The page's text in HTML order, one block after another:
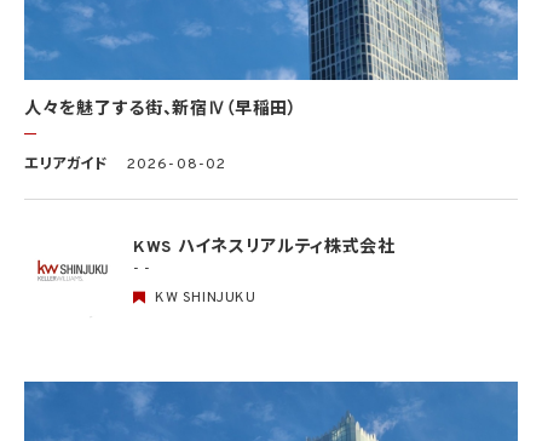
(4) 本人を目視し、又は撮影することにより、その外形上明らかな要配慮個人情報を取得
する場合
(5) 第三者から要配慮個人情報の提供を受ける場合であって、当該第三者による当該提
供が第8.1項各号のいずれかに該当するとき
5.3 当社は、第三者から個人情報の提供を受けるに際しては、個人情報保護委員会規則
該個人情報の提供が第4.1項各号のいずれかに該当する場合又は第8.1項各号のいずれ
(2) 当該第三者による当該個人情報の取得の経緯
6. 個人情報の安全管理
当社は、個人情報の紛失、破壊、改ざん及び漏洩などのリスクに対して、個人情報の安全
全管理が図られるよう、必要かつ適切な監督を行います。当社の保有個人データに関す
る具体的な安全管理措置の内容は、以下のとおりです。
人々を魅了する街、新宿Ⅳ（早稲田）
エリアガイド 2026-08-02
KWS ハイネスリアルティ株式会社
- -
KW SHINJUKU